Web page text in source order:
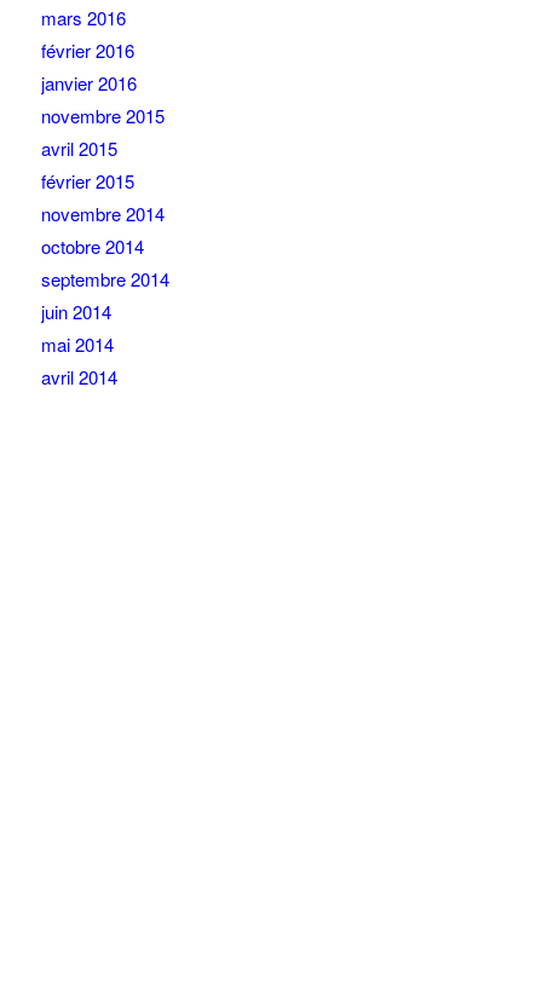
mars 2016
février 2016
janvier 2016
novembre 2015
avril 2015
février 2015
novembre 2014
octobre 2014
septembre 2014
juin 2014
mai 2014
avril 2014